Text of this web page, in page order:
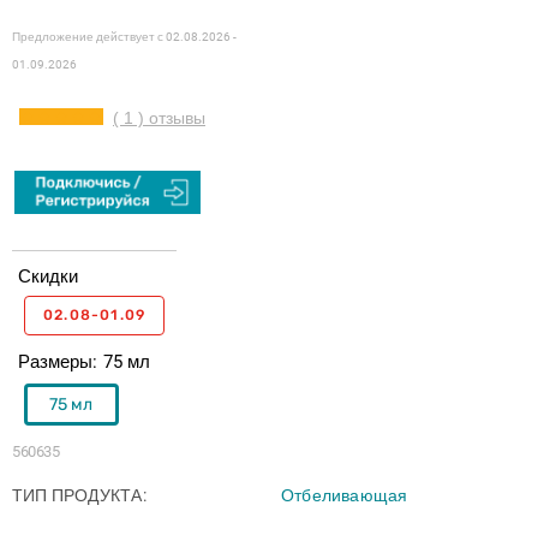
Предложение действует с02.08.2026 -
01.09.2026
( 1 ) отзывы
560635
Размеры 75 мл
75 мл
Скидки
02.08-01.09
ТИП ПРОДУКТА Отбеливающая